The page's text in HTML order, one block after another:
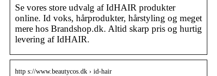
Se vores store udvalg af IdHAIR produkter
online. Id voks, hårprodukter, hårstyling og meget
mere hos Brandshop.dk. Altid skarp pris og hurtig
levering af IdHAIR.
http s://www.beautycos.dk › id-hair